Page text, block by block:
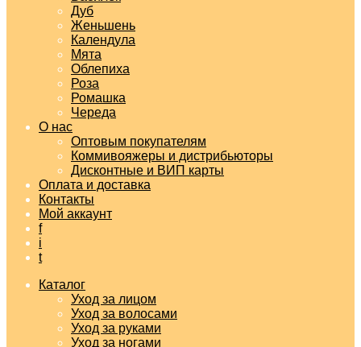
Дуб
Женьшень
Календула
Мята
Облепиха
Роза
Ромашка
Череда
О нас
Оптовым покупателям
Коммивояжеры и дистрибьюторы
Дисконтные и ВИП карты
Оплата и доставка
Контакты
Мой аккаунт
f
i
t
Каталог
Уход за лицом
Уход за волосами
Уход за руками
Уход за ногами